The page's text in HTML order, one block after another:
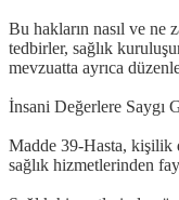
Bu hakların nasıl ve ne
tedbirler, sağlık
mevzuatta ayrıca
İnsani Değerlere Saygı
Madde 39-Hasta, kişilik
sağlık hizmetlerinden